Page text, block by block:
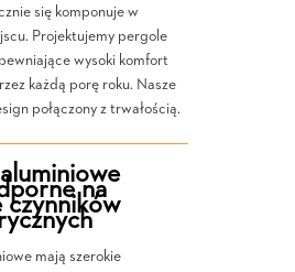
się komponuje w
Projektujemy pergole
wysoki komfort
każdą porę roku. Nasze
połączony z trwałością.
na
czynników
mają szerokie